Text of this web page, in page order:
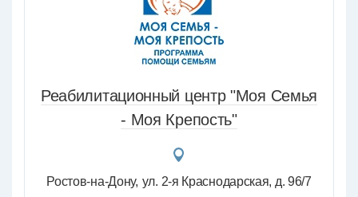
Реабилитационный центр "Моя Семья
- Моя Крепость"
Ростов-на-Дону ул. 2-я Краснодарская, д. 96/7